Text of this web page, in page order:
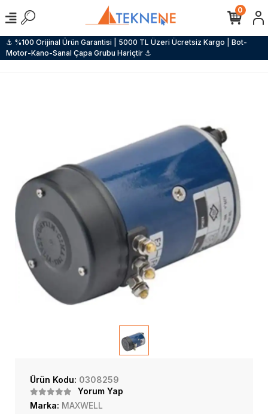
⚓ %100 Orijinal Ürün Garantisi | 5000 TL Üzeri Ücretsiz Kargo | Bot-
Motor-Kano-Sanal Çapa Grubu Hariçtir ⚓
0
Ürün Kodu: 0308259
Yorum Yap
Marka: MAXWELL